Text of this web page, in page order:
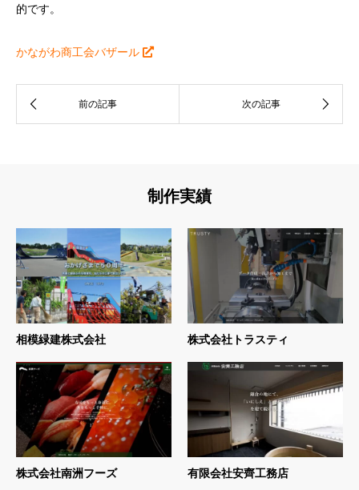
的です。
かながわ商工会バザール
制作実績
相模緑建株式会社 株式会社トラスティ
株式会社南洲フーズ 有限会社安齊工務店